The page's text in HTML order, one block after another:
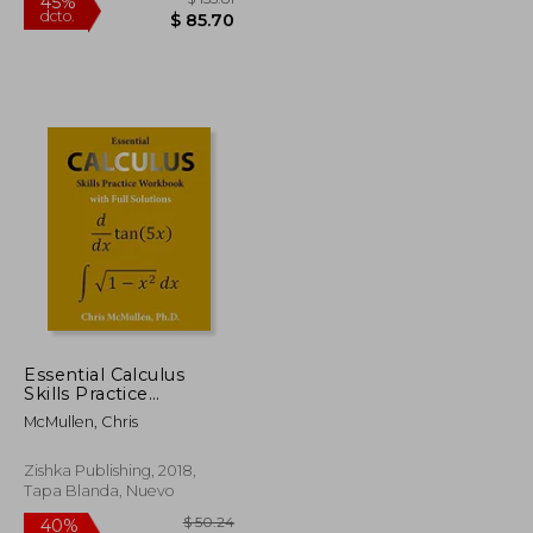
$ 44.09
Essential Calculus
Skills Practice
Workbook With Full
Solutions (en Inglés)
McMullen, Chris
Zishka Publishing, 2018,
Tapa Blanda, Nuevo